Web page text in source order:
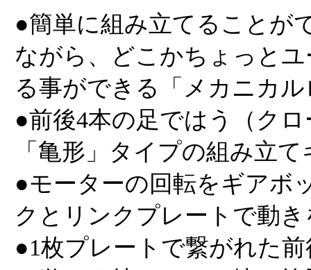
●簡単に組み立てることが
ながら、どこかちょっと
る事ができる「メカニカ
●前後4本の足ではう（ク
「亀形」タイプの組み立
●モーターの回転をギアボ
クとリンクプレートで動
●1枚プレートで繋がれた